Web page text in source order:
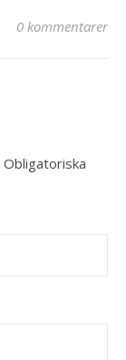
0 kommentarer
Obligatoriska